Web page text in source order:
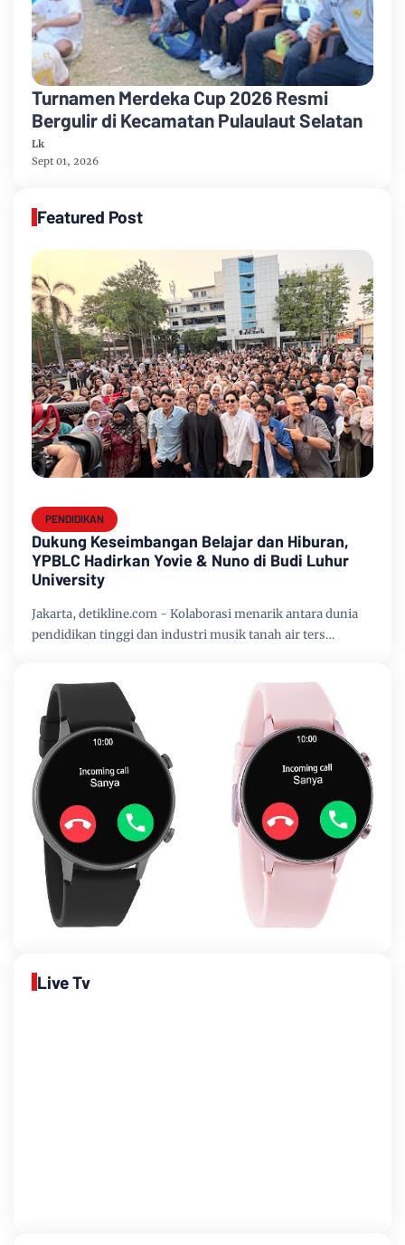
Turnamen Merdeka Cup 2026 Resmi
Bergulir di Kecamatan Pulaulaut Selatan
Lk
Sept 01, 2026
Featured Post
PENDIDIKAN
Dukung Keseimbangan Belajar dan Hiburan,
YPBLC Hadirkan Yovie & Nuno di Budi Luhur
University
Jakarta, detikline.com - Kolaborasi menarik antara dunia
pendidikan tinggi dan industri musik tanah air ters…
Live Tv